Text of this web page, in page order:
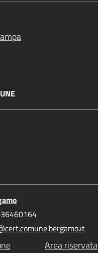
Area riservata